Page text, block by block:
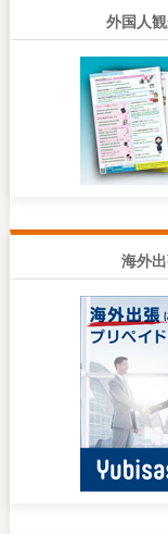
外国人
海外